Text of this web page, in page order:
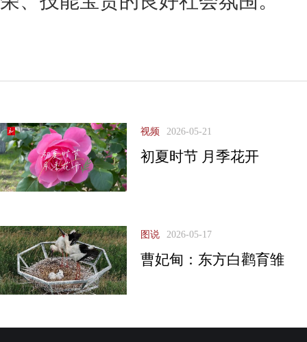
视频 2026-05-21
初夏时节 月季花开
图说 2026-05-17
曹妃甸：东方白鹳育雏